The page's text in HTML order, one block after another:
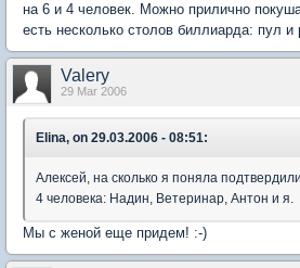
на 6 и 4 человек. Можно прилично
есть несколько столов биллиарда: пул и
Valery
29 Mar 2006
Elina, on 29.03.2006 - 08:51:
Алексей, на сколько я поняла
4 человека: Надин, Ветеринар, Антон и я.
Мы с женой еще придем! :-)